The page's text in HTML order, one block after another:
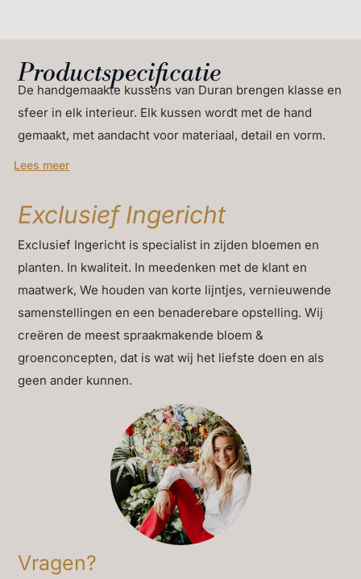
Productspecificatie
De handgemaakte kussens van Duran brengen klasse en
sfeer in elk interieur. Elk kussen wordt met de hand
gemaakt, met aandacht voor materiaal, detail en vorm.
Met de hand vervaardigd in kleine oplage
Stoffen van hoge kwaliteit, zorgvuldig
geselecteerd
Neutrale kleuren en elegante structuren
Strakke afwerking met stevige rits en nette naden
Vulling die comfort biedt en mooi in vorm blijft
Geschikt voor zowel moderne als klassieke
De kracht zit in de eenvoud. Ons luxe Duran sierkussen
Mocha 60 x 60 cm maakt al een verschil, een
combinatie zorgt voor harmonie. Perfect voor wie houdt
van een rustige, stijlvolle sfeer in huis.
Lees meer
Exclusief Ingericht
Exclusief Ingericht is specialist in zijden bloemen en
planten. In kwaliteit. In meedenken met de klant en
maatwerk, We houden van korte lijntjes, vernieuwende
samenstellingen en een benaderebare opstelling. Wij
creëren de meest spraakmakende bloem &
groenconcepten, dat is wat wij het liefste doen en als
geen ander kunnen.
Vragen?